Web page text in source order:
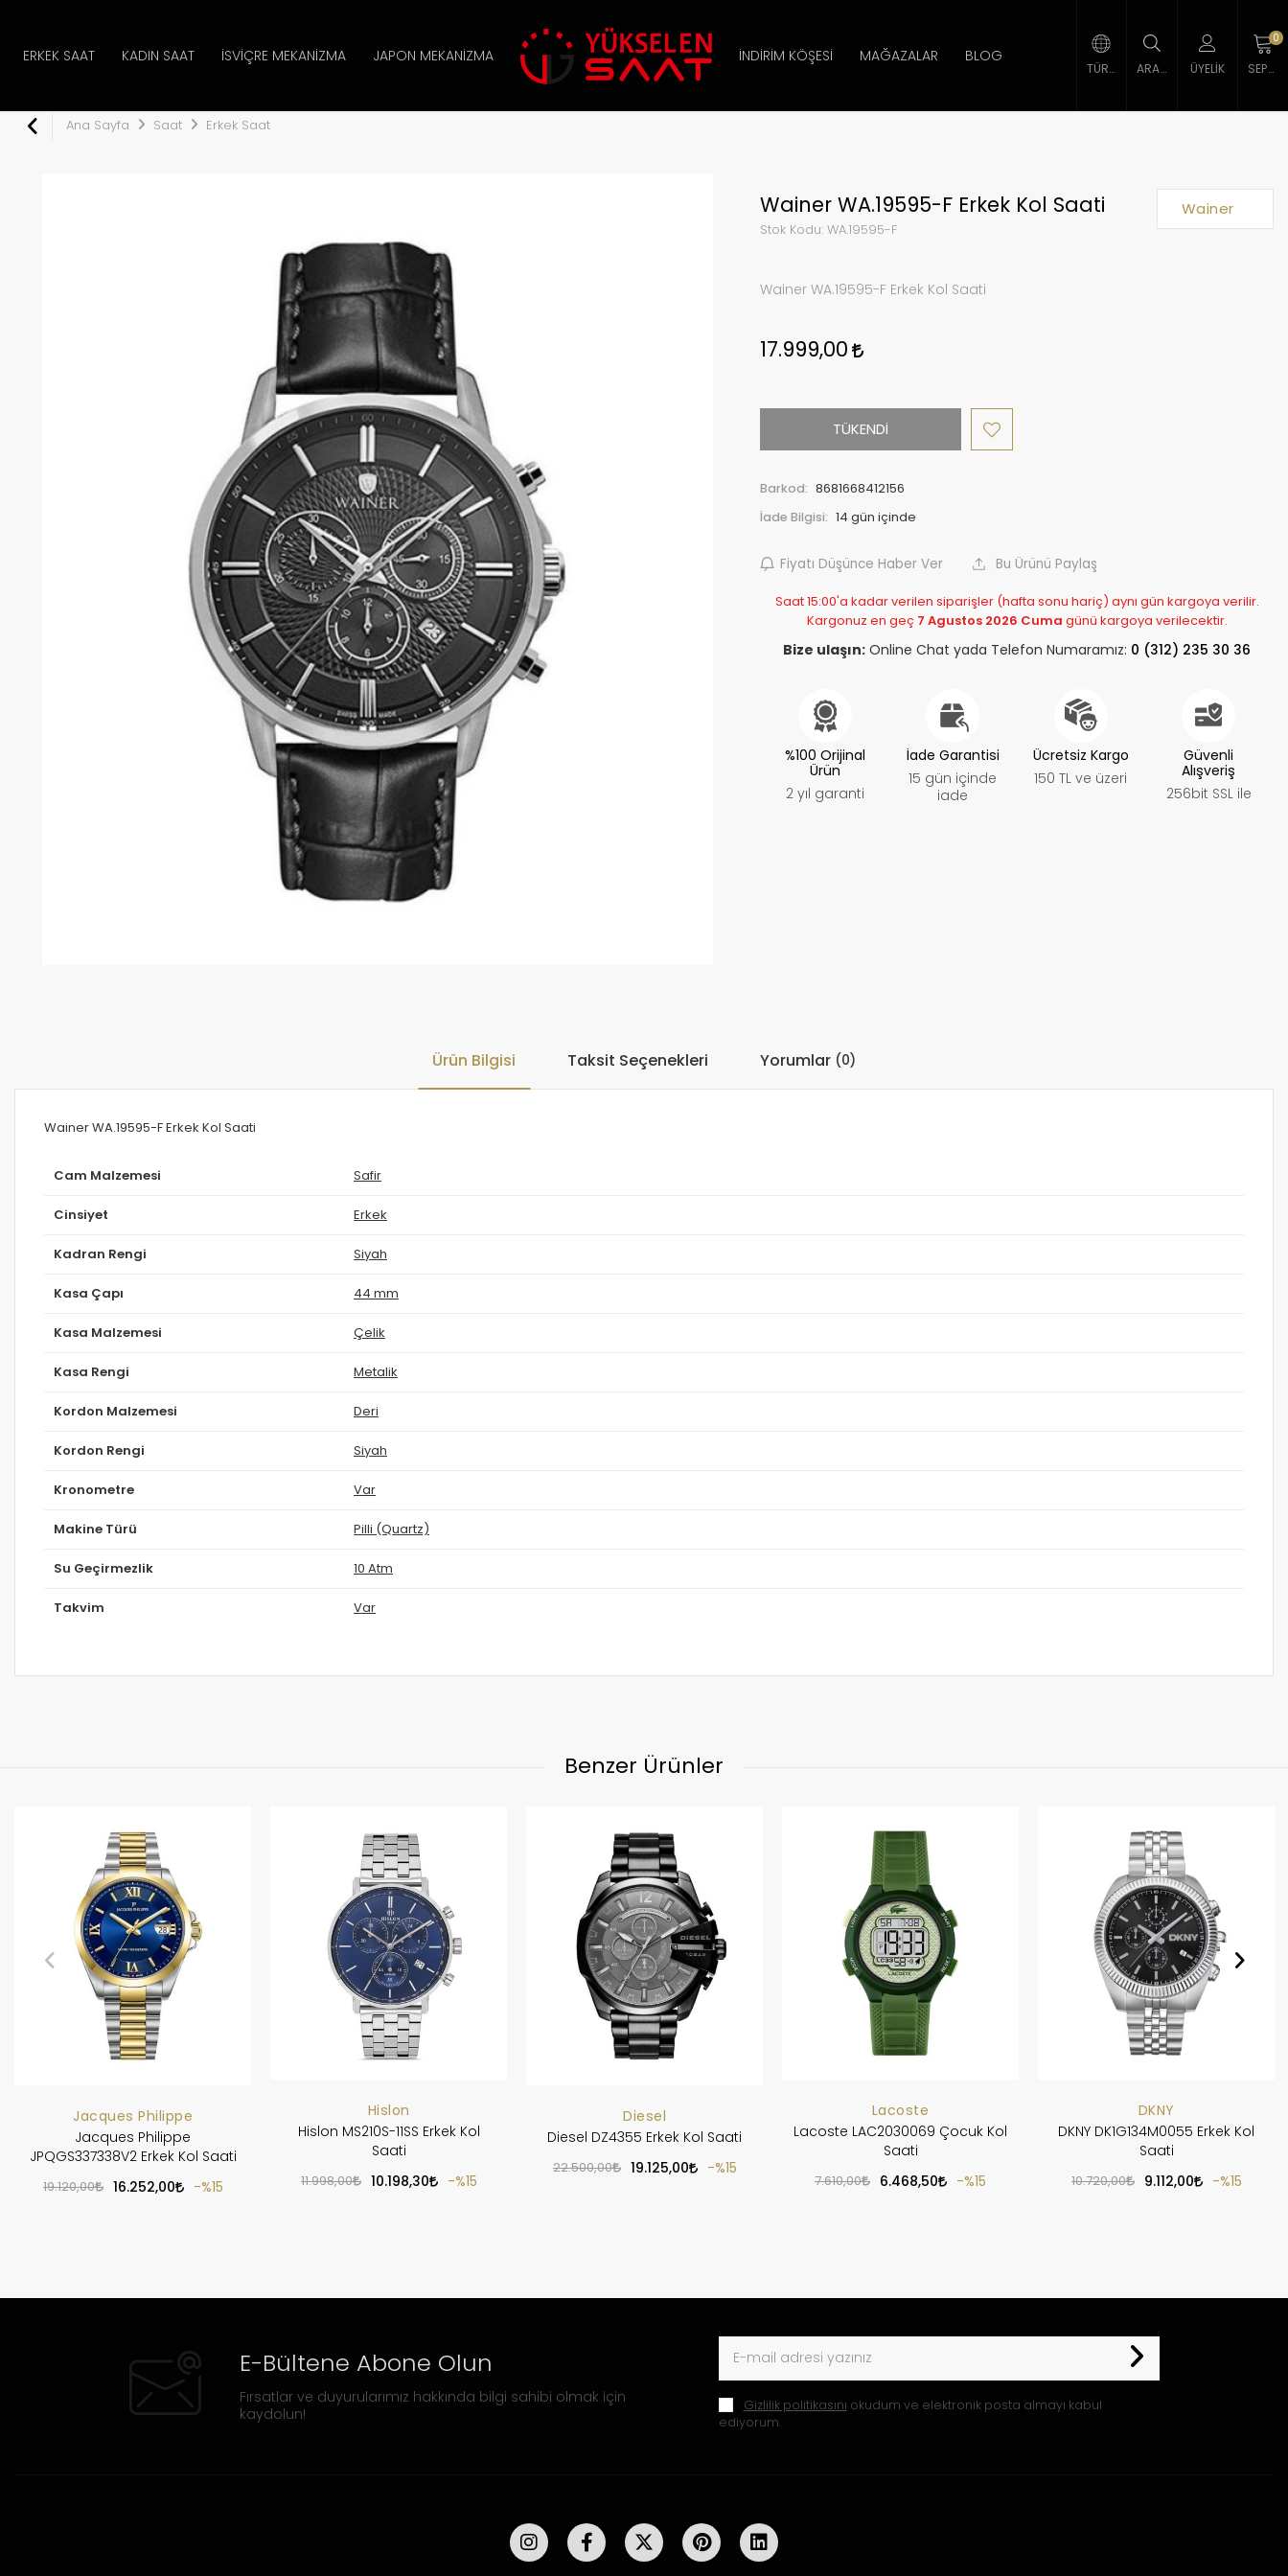
ERKEK SAAT KADIN SAAT İSVIÇRE MEKANIZMA JAPON MEKANIZMA İNDIRIM KÖŞESI MAĞAZALAR BLOG
ÜYELIK
0
Ana Sayfa Saat Erkek Saat
Wainer
Wainer WA.19595-F Erkek Kol Saati
Stok Kodu: WA.19595-F
Wainer WA.19595-F Erkek Kol Saati
17.999,00
TÜKENDİ
Barkod: 8681668412156
İade Bilgisi:
Fiyatı Düşünce Haber Ver Bu Ürünü Paylaş
Saat 15:00'a kadar verilen siparişler (hafta sonu hariç) aynı gün kargoya verilir.
Kargonuz en geç 7 Agustos 2026 Cuma günü kargoya verilecektir.
Bize ulaşın: Online Chat yada Telefon Numaramız: 0 (312) 235 30 36
%100 Orijinal
Ürün
2 yıl garanti
İade Garantisi
15 gün içinde
iade
Ücretsiz Kargo
150 TL ve üzeri
Güvenli
Alışveriş
256bit SSL ile
Ürün Bilgisi Taksit Seçenekleri Yorumlar (0)
Wainer WA.19595-F Erkek Kol Saati
Cam Malzemesi Safir
Cinsiyet Erkek
Kadran Rengi Siyah
Kasa Çapı 44 mm
Kasa Malzemesi Çelik
Kasa Rengi Metalik
Kordon Malzemesi Deri
Kordon Rengi Siyah
Kronometre Var
Makine Türü Pilli (Quartz)
Su Geçirmezlik 10 Atm
Takvim Var
Benzer Ürünler
Jacques Philippe
Jacques Philippe
JPQGS337338V2 Erkek Kol Saati
19.120,00 16.252,00 %15
Hislon
Hislon MS210S-11SS Erkek Kol
Saati
11.998,00 10.198,30 %15
Diesel
Diesel DZ4355 Erkek Kol Saati
22.500,00 19.125,00 %15
Lacoste
Lacoste LAC2030069 Çocuk Kol
Saati
7.610,00 6.468,50 %15
DKNY
DKNY DK1G134M0055 Erkek Kol
Saati
10.720,00 9.112,00 %15
E-Bültene Abone Olun
Fırsatlar ve duyurularımız hakkında bilgi sahibi olmak için
kaydolun!
Gizlilik politikasını okudum ve elektronik posta almayı kabul
ediyorum.